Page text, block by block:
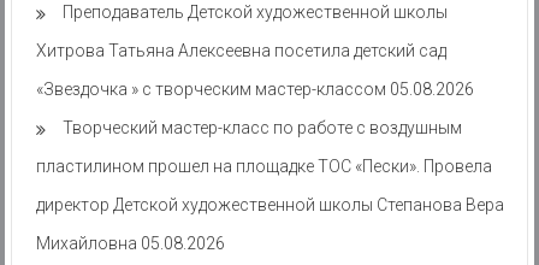
Преподаватель Детской художественной школы
Хитрова Татьяна Алексеевна посетила детский сад
«Звездочка » с творческим мастер-классом 05.08.2026
Творческий мастер-класс по работе с воздушным
пластилином прошел на площадке ТОС «Пески». Провела
директор Детской художественной школы Степанова Вера
Михайловна 05.08.2026